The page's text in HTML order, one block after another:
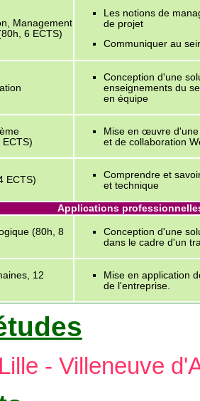
Management
6 ECTS)
Les notions de
de projet
Communiquer au
Conception d'une
enseignements du
en équipe
Mise en œuvre
et de collaboration
ECTS)
Comprendre et
et technique
Applications
(80h, 8
Conception d'une
dans le cadre d'un
12
Mise en application
de l'entreprise.
- Villeneuve